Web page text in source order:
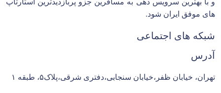
های موفق ایران شود.
شبکه های اجتماعی
آدرس
تهران، خیابان ظفر،خیابان سنجابی،دفتری شرقی،پلاک۵، طبقه ۱